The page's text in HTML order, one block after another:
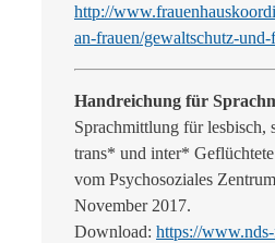
http://
an-frauen/gewaltschutz-
Handreichung für
Sprachmittlung für lesbisch,
trans* und inter* Geflüchtete
vom Psychosoziales
November 2017.
Download: https://